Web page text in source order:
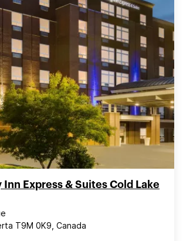
Inn Express & Suites Cold Lake
T9M 0K9, Canada